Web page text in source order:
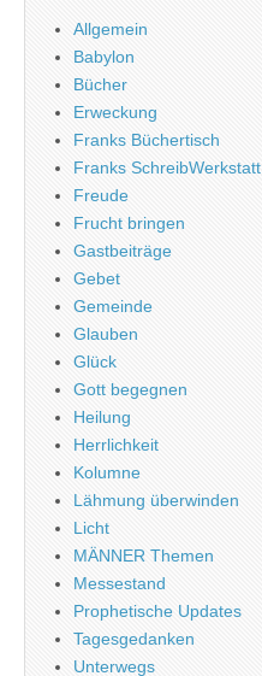
Allgemein
Babylon
Bücher
Erweckung
Franks Büchertisch
Franks SchreibWerkstatt
Freude
Frucht bringen
Gastbeiträge
Gebet
Gemeinde
Glauben
Glück
Gott begegnen
Heilung
Herrlichkeit
Kolumne
Lähmung überwinden
Licht
MÄNNER Themen
Messestand
Prophetische Updates
Tagesgedanken
Unterwegs